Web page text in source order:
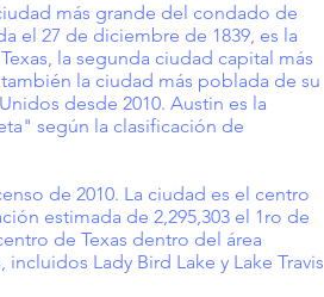
más grande del condado de
el 27 de diciembre de 1839, es la
la segunda ciudad capital más
la ciudad más poblada de su
desde 2010. Austin es la
según la clasificación de
de 2010. La ciudad es el centro
estimada de 2,295,303 el 1ro de
de Texas dentro del área
Lady Bird Lake y Lake Travis